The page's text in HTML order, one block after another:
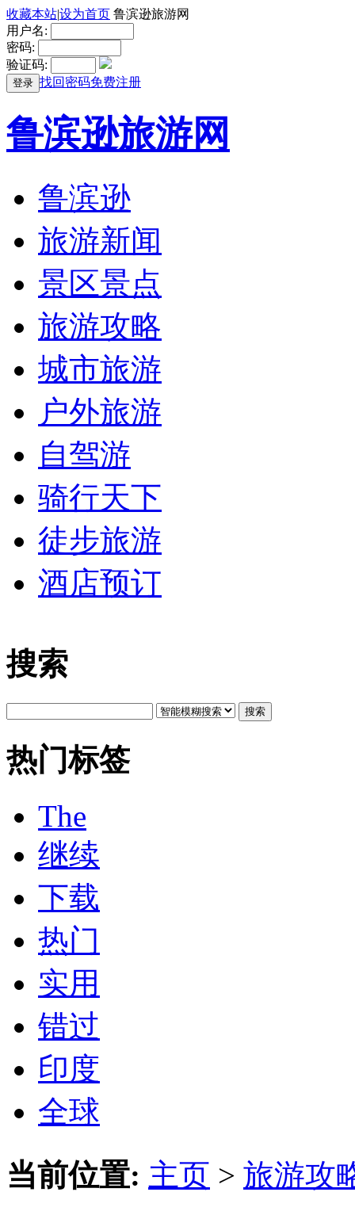
收藏本站|设为首页 鲁滨逊旅游网
用户名:
密码:
验证码:
登录 找回密码免费注册
鲁滨逊旅游网
鲁滨逊
旅游新闻
景区景点
旅游攻略
城市旅游
户外旅游
自驾游
骑行天下
徒步旅游
酒店预订
搜索
搜索
热门标签
The
继续
下载
热门
实用
错过
印度
全球
当前位置: 主页 > 旅游攻